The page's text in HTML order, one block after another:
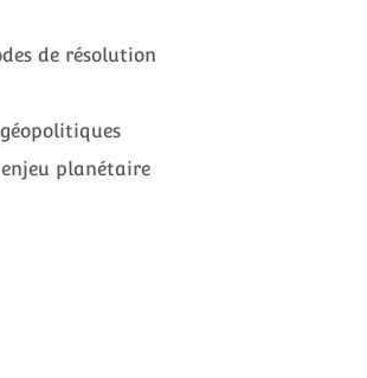
de résolution
planétaire